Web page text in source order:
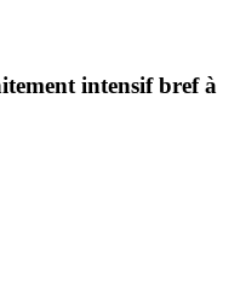
intensif bref à